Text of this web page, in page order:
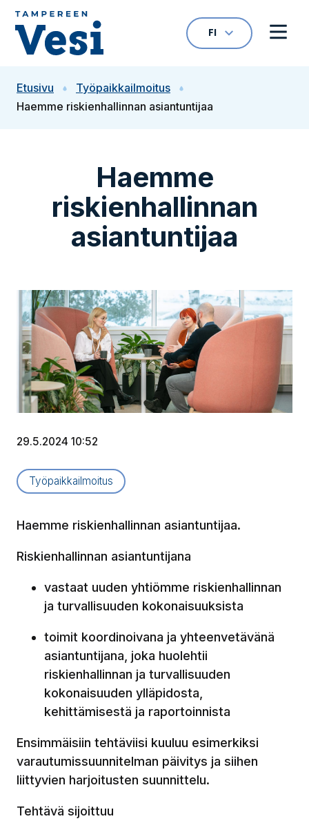
Siirry sisältöön
VALITTU KIELI:
FI
Avaa
Etusivu
Työpaikkailmoitus
Haemme riskienhallinnan asiantuntijaa
Haemme
riskienhallinnan
asiantuntijaa
29.5.2024 10:52
Artikkelityyppi:
Työpaikkailmoitus
Haemme riskienhallinnan asiantuntijaa.
Riskienhallinnan asiantuntijana
vastaat uuden yhtiömme riskienhallinnan
ja turvallisuuden kokonaisuuksista
toimit koordinoivana ja yhteenvetävänä
asiantuntijana, joka huolehtii
riskienhallinnan ja turvallisuuden
kokonaisuuden ylläpidosta,
kehittämisestä ja raportoinnista
Ensimmäisiin tehtäviisi kuuluu esimerkiksi
varautumissuunnitelman päivitys ja siihen
liittyvien harjoitusten suunnittelu.
Tehtävä sijoittuu